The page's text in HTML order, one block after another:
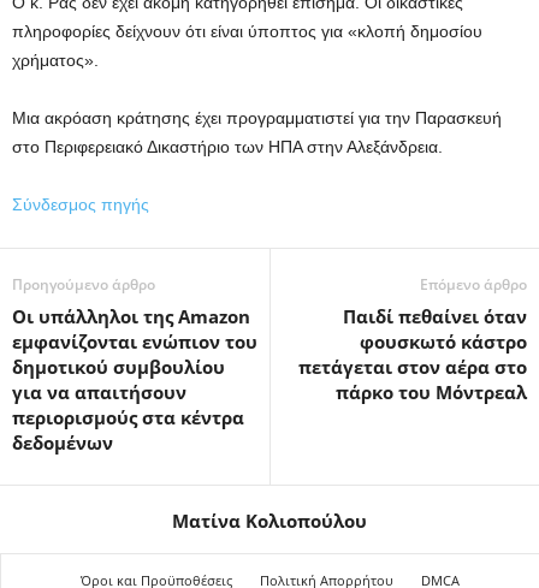
πληροφορίες δείχνουν ότι είναι ύποπτος για «κλοπή δημοσίου
χρήματος».
Μια ακρόαση κράτησης έχει προγραμματιστεί για την Παρασκευή
στο Περιφερειακό Δικαστήριο των ΗΠΑ στην Αλεξάνδρεια.
Σύνδεσμος πηγής
Προηγούμενο άρθρο
Οι υπάλληλοι της Amazon
εμφανίζονται ενώπιον του
δημοτικού συμβουλίου
για να απαιτήσουν
περιορισμούς στα κέντρα
δεδομένων
Επόμενο άρθρο
Παιδί πεθαίνει όταν
φουσκωτό κάστρο
πετάγεται στον αέρα στο
πάρκο του Μόντρεαλ
Ματίνα Κολιοπούλου
Όροι και Προϋποθέσεις Πολιτική Απορρήτου DMCA